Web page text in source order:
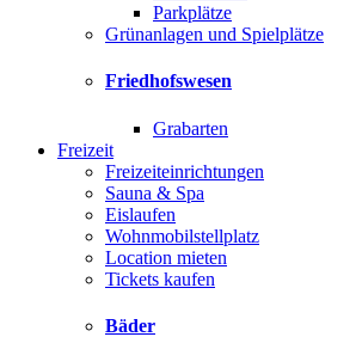
Parkplätze
Grünanlagen und Spielplätze
Friedhofswesen
Grabarten
Freizeit
Freizeiteinrichtungen
Sauna & Spa
Eislaufen
Wohnmobilstellplatz
Location mieten
Tickets kaufen
Bäder